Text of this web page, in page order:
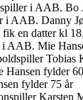
i AAB. Bo
AAB. Danny
fik en datter kl
AAB. Mie
Tobias
Hansen fylder
fylder 75 år
Karsten